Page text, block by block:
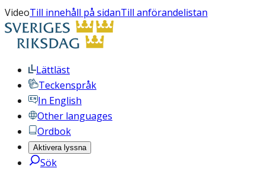
VideoTill innehåll på sidanTill anförandelistan
Lättläst
Teckenspråk
In English
Other languages
Ordbok
Aktivera lyssna
Sök